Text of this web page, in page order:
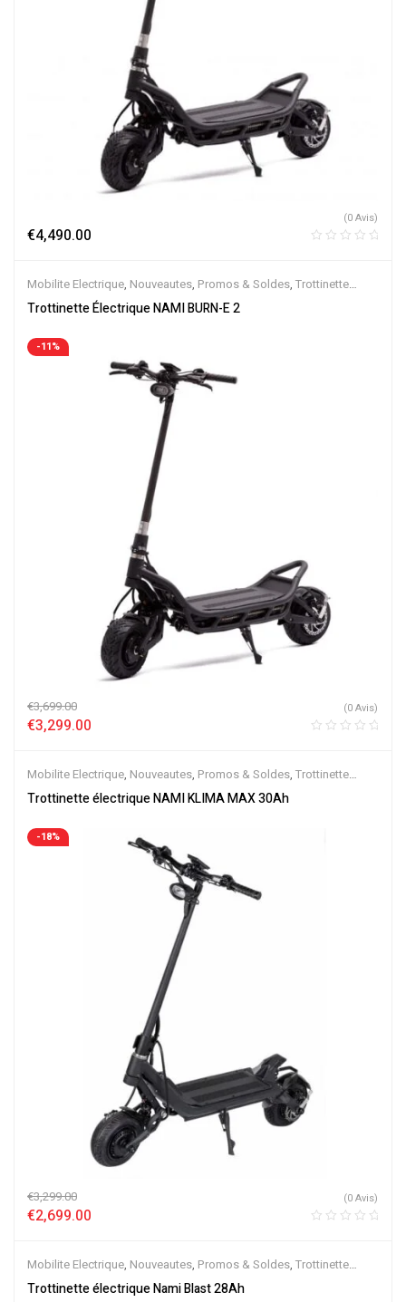
€4,490.00
(0 Avis)
Mobilite Electrique, Nouveautes, Promos & Soldes, Trottinette
Electrique
Trottinette Électrique NAMI BURN-E 2
-11%
€3,699.00
€3,299.00
(0 Avis)
Mobilite Electrique, Nouveautes, Promos & Soldes, Trottinette
Electrique
Trottinette électrique NAMI KLIMA MAX 30Ah
-18%
€3,299.00
€2,699.00
(0 Avis)
Mobilite Electrique, Nouveautes, Promos & Soldes, Trottinette
Electrique
Trottinette électrique Nami Blast 28Ah